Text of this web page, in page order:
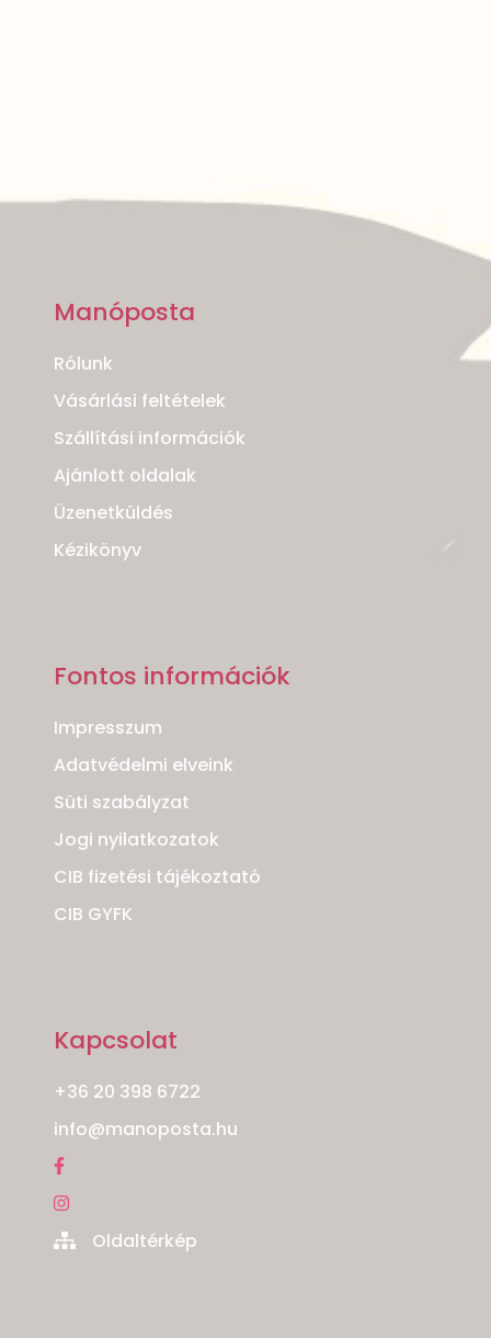
Manóposta
Rólunk
Vásárlási feltételek
Szállítási információk
Ajánlott oldalak
Üzenetküldés
Kézikönyv
Fontos információk
Impresszum
Adatvédelmi elveink
Süti szabályzat
Jogi nyilatkozatok
CIB fizetési tájékoztató
CIB GYFK
Kapcsolat
+36 20 398 6722
info@manoposta.hu
Oldaltérkép